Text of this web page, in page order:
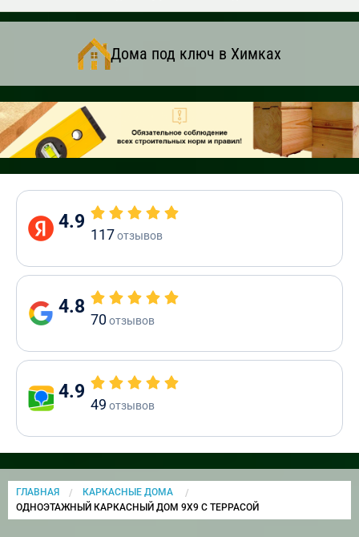
Дома под ключ в Химках
4.9
117отзывов
4.8
70отзывов
4.9
49 отзывов
ГЛАВНАЯ
КАРКАСНЫЕ ДОМА
CURRENT:
ОДНОЭТАЖНЫЙ КАРКАСНЫЙ ДОМ 9Х9 С ТЕРРАСОЙ